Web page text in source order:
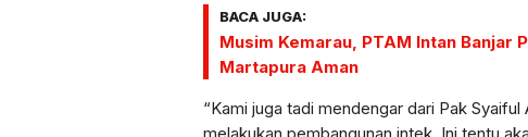
BACA JUGA:
Musim Kemarau, PTAM Intan Banjar
Martapura Aman
“Kami juga tadi mendengar dari Pak